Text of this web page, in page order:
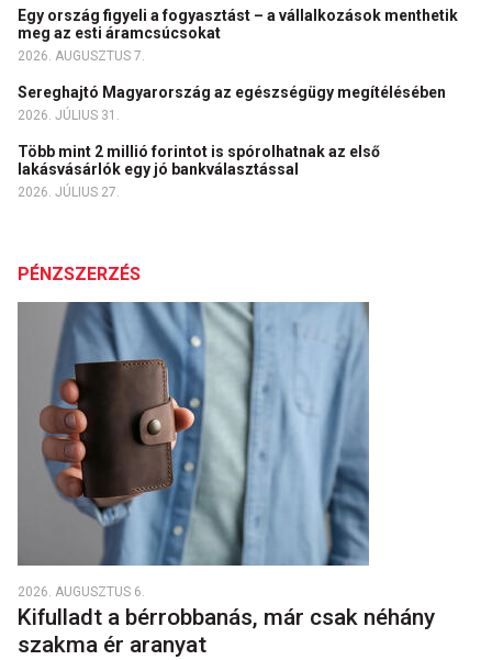
Egy ország figyeli a fogyasztást – a vállalkozások menthetik
meg az esti áramcsúcsokat
2026. AUGUSZTUS 7.
Sereghajtó Magyarország az egészségügy megítélésében
2026. JÚLIUS 31.
Több mint 2 millió forintot is spórolhatnak az első
lakásvásárlók egy jó bankválasztással
2026. JÚLIUS 27.
PÉNZSZERZÉS
2026. AUGUSZTUS 6.
Kifulladt a bérrobbanás, már csak néhány
szakma ér aranyat